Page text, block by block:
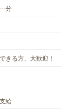
分
きる方、大歓迎！
給